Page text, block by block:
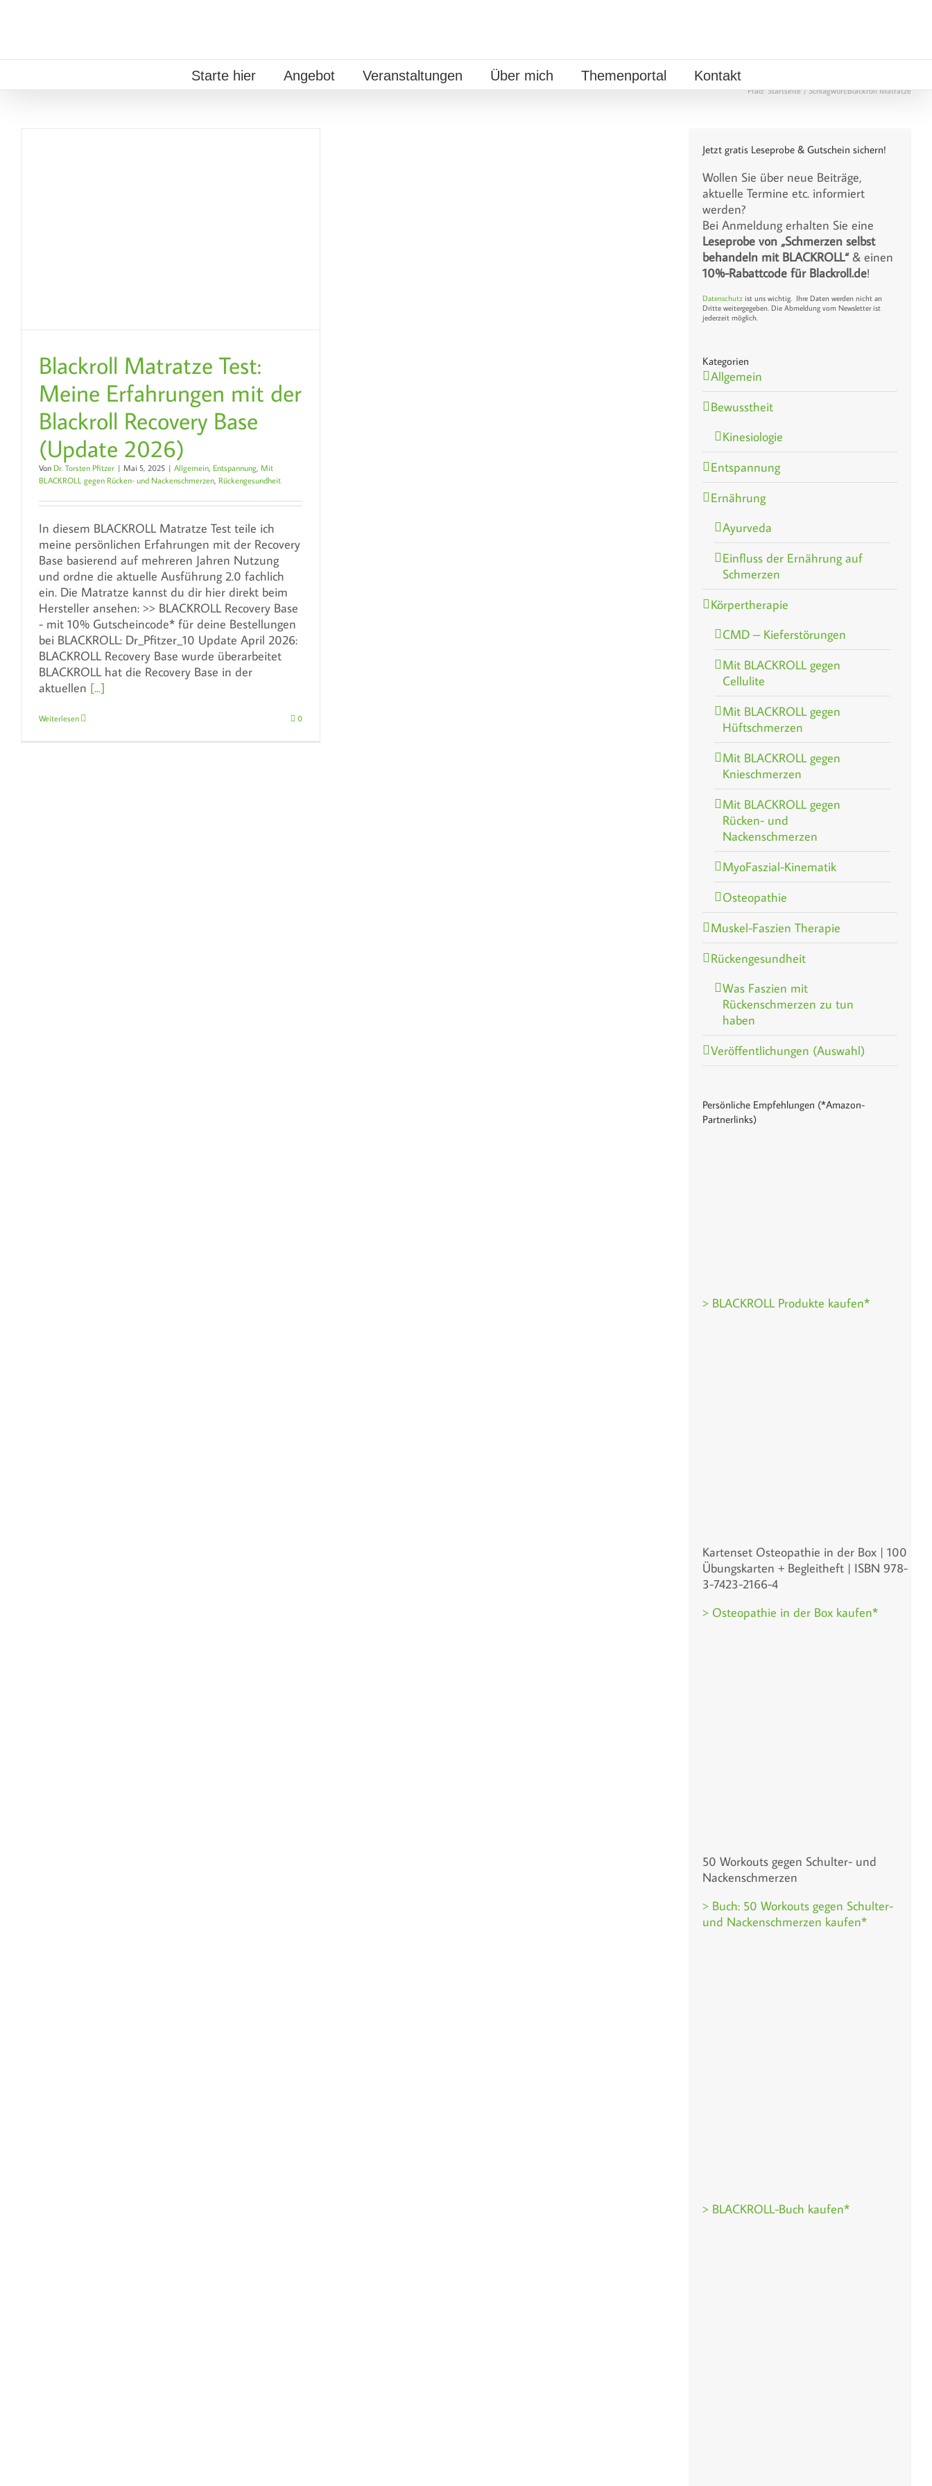
Starte hier Angebot Veranstaltungen Über mich Themenportal Kontakt
Pfad: Startseite Schlagwort:Blackroll Matratze
Blackroll Matratze Test:
Meine Erfahrungen mit der
Blackroll Recovery Base
(Update 2026)
Von Dr. Torsten Pfitzer | Mai 5, 2025 | Allgemein, Entspannung, Mit
BLACKROLL gegen Rücken- und Nackenschmerzen, Rückengesundheit
In diesem BLACKROLL Matratze Test teile ich
meine persönlichen Erfahrungen mit der Recovery
Base basierend auf mehreren Jahren Nutzung
und ordne die aktuelle Ausführung 2.0 fachlich
ein. Die Matratze kannst du dir hier direkt beim
Hersteller ansehen: >> BLACKROLL Recovery Base
- mit 10% Gutscheincode* für deine Bestellungen
bei BLACKROLL: Dr_Pfitzer_10 Update April 2026:
BLACKROLL Recovery Base wurde überarbeitet
BLACKROLL hat die Recovery Base in der
aktuellen [...]
Weiterlesen 0
Jetzt gratis Leseprobe & Gutschein sichern!
Wollen Sie über neue Beiträge,
aktuelle Termine etc. informiert
werden?
Bei Anmeldung erhalten Sie eine
Leseprobe von „Schmerzen selbst
behandeln mit BLACKROLL“& einen
10%-Rabattcode für Blackroll.de!
Datenschutz ist uns wichtig. Ihre Daten werden nicht an
Dritte weitergegeben. Die Abmeldung vom Newsletter ist
jederzeit möglich.
Kategorien
Allgemein
Bewusstheit
Kinesiologie
Entspannung
Ernährung
Ayurveda
Einfluss der Ernährung auf
Schmerzen
Körpertherapie
CMD – Kieferstörungen
Mit BLACKROLL gegen
Cellulite
Mit BLACKROLL gegen
Hüftschmerzen
Mit BLACKROLL gegen
Knieschmerzen
Mit BLACKROLL gegen
Rücken- und
Nackenschmerzen
MyoFaszial-Kinematik
Osteopathie
Muskel-Faszien Therapie
Rückengesundheit
Was Faszien mit
Rückenschmerzen zu tun
haben
Veröffentlichungen (Auswahl)
Persönliche Empfehlungen (*Amazon-
Partnerlinks)
> BLACKROLL Produkte kaufen*
Kartenset Osteopathie in der Box | 100
Übungskarten + Begleitheft | ISBN 978-
3-7423-2166-4
> Osteopathie in der Box kaufen*
50 Workouts gegen Schulter- und
Nackenschmerzen
> Buch: 50 Workouts gegen Schulter-
und Nackenschmerzen kaufen*
> BLACKROLL-Buch kaufen*